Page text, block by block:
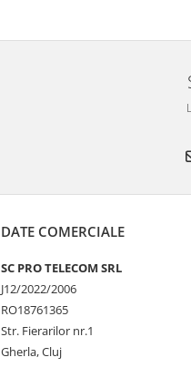
DATE COMERCIALE
SC PRO TELECOM SRL
J12/2022/2006
RO18761365
Str. Fierarilor nr.1
Gherla, Cluj